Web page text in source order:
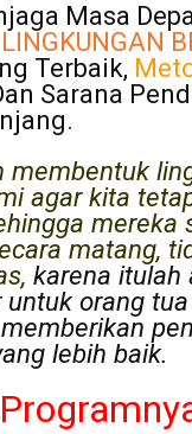
Masa
LINGKUNGAN
Terbaik,
Sarana
membentuk
agar kita
mereka
matang,
karena itulah
untuk orang
lebih baik.